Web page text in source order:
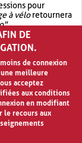
pour
à véloretournera
.
.garage OR vélo
à vélo
DE
de connexion
meilleure
acceptez
aux conditions
en modifiant
le recours aux